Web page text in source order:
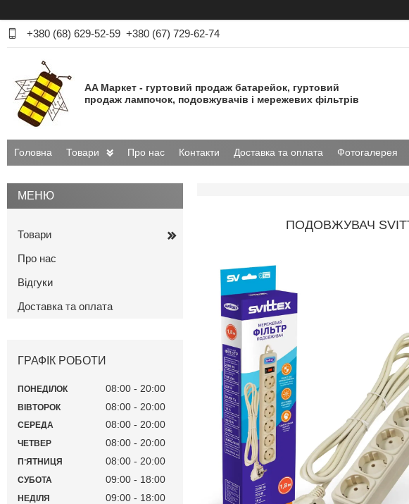
+380 (68) 629-52-59 +380 (67) 729-62-74
AA Маркет - гуртовий продаж батарейок, гуртовий
продаж лампочок, подовжувачів і мережевих фільтрів
Головна Товари Про нас Контакти Доставка та оплата Фотогалерея
ПОДОВЖУВАЧ
Товари
Про нас
Відгуки
Доставка та оплата
ГРАФІК РОБОТИ
ПОНЕДІЛОК 08:00 20:00
ВІВТОРОК 08:00 20:00
СЕРЕДА 08:00 20:00
ЧЕТВЕР 08:00 20:00
ПʼЯТНИЦЯ 08:00 20:00
СУБОТА 09:00 18:00
НЕДІЛЯ 09:00 18:00